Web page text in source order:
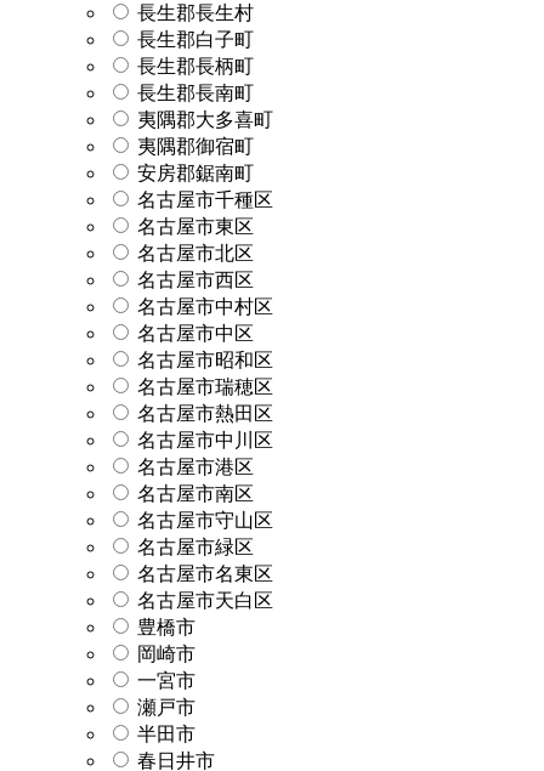
長生郡長生村
長生郡白子町
長生郡長柄町
長生郡長南町
夷隅郡大多喜町
夷隅郡御宿町
安房郡鋸南町
名古屋市千種区
名古屋市東区
名古屋市北区
名古屋市西区
名古屋市中村区
名古屋市中区
名古屋市昭和区
名古屋市瑞穂区
名古屋市熱田区
名古屋市中川区
名古屋市港区
名古屋市南区
名古屋市守山区
名古屋市緑区
名古屋市名東区
名古屋市天白区
豊橋市
岡崎市
一宮市
瀬戸市
半田市
春日井市